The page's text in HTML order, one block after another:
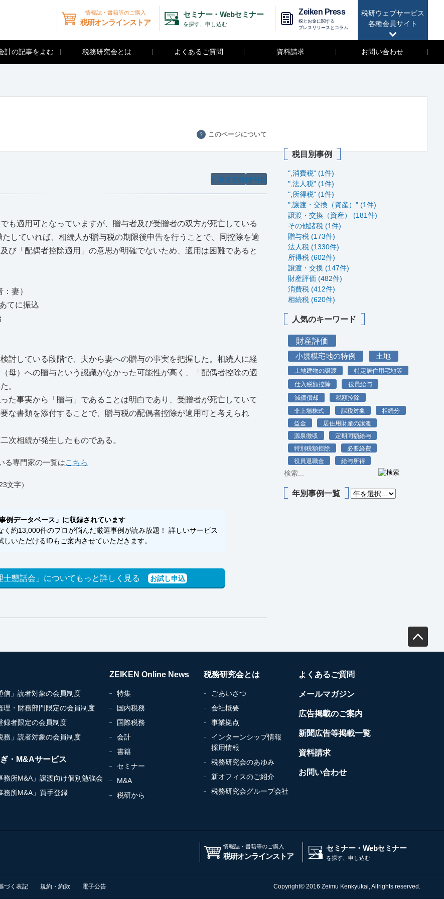
税研ウェブサービス
各種会員サイト
情報誌・書籍等のご購入
税研オンラインストア
セミナー・Webセミナー
を探す、申し込む
Zeiken Press
税とお金に関する
プレスリリースとコラム
計の記事をよむ 税務研究会とは よくあるご質問 資料請求 お問い合わせ
？ このページについて
贈与税
配偶者控除
も適用可となっていますが、贈与者及び受贈者の双方が死亡している
していれば、相続人が贈与税の期限後申告を行うことで、同控除を適
び「配偶者控除適用」の意思が明確でないため、適用は困難であると
妻）
てに振込
討している段階で、夫から妻への贈与の事実を把握した。相続人に経
母）への贈与という認識がなかった可能性が高く、「配偶者控除の適
。
た事実から「贈与」であることは明白であり、受贈者が死亡していて
な書類を添付することで、贈与税の配偶者控除が適用可と考えられ
次相続が発生したものである。
専門家の一覧はこちら
文字）
例データベース」に収録されています
く約13,000件のプロが悩んだ厳選事例が読み放題！ 詳しいサービス
いただけるIDもご案内させていただきます。
士懇話会」についてもっと詳しく見る お試し申込
税目別事例
",消費税" (1件)
",法人税" (1件)
",所得税" (1件)
",譲渡・交換（資産）" (1件)
譲渡・交換（資産） (181件)
その他諸税 (1件)
贈与税 (173件)
法人税 (1330件)
所得税 (602件)
譲渡・交換 (147件)
財産評価 (482件)
消費税 (412件)
相続税 (620件)
人気のキーワード
財産評価
小規模宅地の特例 土地
土地建物の譲渡
特定居住用宅地等
仕入税額控除
役員給与
減価償却
税額控除
非上場株式
課税対象
相続分
益金
居住用財産の譲渡
源泉徴収
定期同額給与
特別税額控除
必要経費
役員退職金
給与所得
年別事例一覧
信」読者対象の会員制度
理・財務部門限定の会員制度
録者限定の会員制度
務」読者対象の会員制度
・M&Aサービス
務所M&A」譲渡向け個別勉強会
務所M&A」買手登録
ZEIKEN Online News
特集
国内税務
国際税務
会計
書籍
セミナー
M&A
税研から
税務研究会とは
ごあいさつ
会社概要
事業拠点
インターンシップ情報
採用情報
税務研究会のあゆみ
新オフィスのご紹介
税務研究会グループ会社
よくあるご質問
メールマガジン
広告掲載のご案内
新聞広告等掲載一覧
資料請求
お問い合わせ
情報誌・書籍等のご購入
税研オンラインストア
セミナー・Webセミナー
を探す、申し込む
づく表記 規約・約款 電子公告 Copyright© 2016 Zeimu Kenkyukai, Allrights reserved.